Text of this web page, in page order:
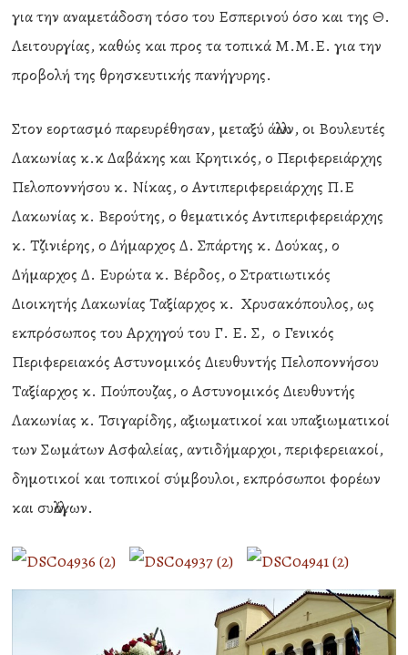
για την αναμετάδοση τόσο του Εσπερινού όσο και της Θ.
Λειτουργίας, καθώς και προς τα τοπικά Μ.Μ.Ε. για την
προβολή της θρησκευτικής πανήγυρης.
Στον εορτασμό παρευρέθησαν, μεταξύ άλλων, οι Βουλευτές
Λακωνίας κ.κ Δαβάκης και Κρητικός, ο Περιφερειάρχης
Πελοποννήσου κ. Νίκας, ο Αντιπεριφερειάρχης Π.Ε
Λακωνίας κ. Βερούτης, ο θεματικός Αντιπεριφερειάρχης
κ. Τζινιέρης, ο Δήμαρχος Δ. Σπάρτης κ. Δούκας, ο
Δήμαρχος Δ. Ευρώτα κ. Βέρδος, ο Στρατιωτικός
Διοικητής Λακωνίας Ταξίαρχος κ. Χρυσακόπουλος, ως
εκπρόσωπος του Αρχηγού του Γ. Ε. Σ, ο Γενικός
Περιφερειακός Αστυνομικός Διευθυντής Πελοποννήσου
Ταξίαρχος κ. Πούπουζας, ο Αστυνομικός Διευθυντής
Λακωνίας κ. Τσιγαρίδης, αξιωματικοί και υπαξιωματικοί
των Σωμάτων Ασφαλείας, αντιδήμαρχοι, περιφερειακοί,
δημοτικοί και τοπικοί σύμβουλοι, εκπρόσωποι φορέων
και συλλόγων.